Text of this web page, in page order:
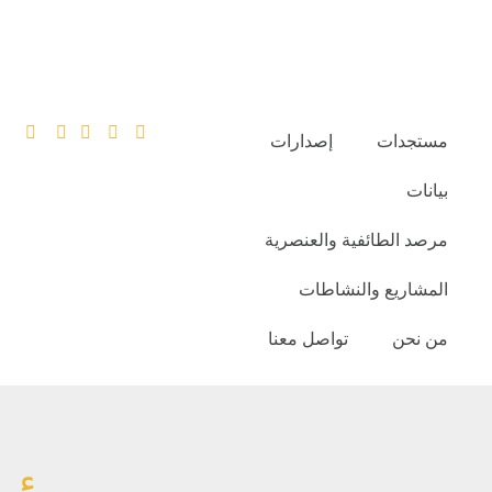
مستجدات إصدارات
بيانات
مرصد الطائفية والعنصرية
المشاريع والنشاطات
من نحن تواصل معنا